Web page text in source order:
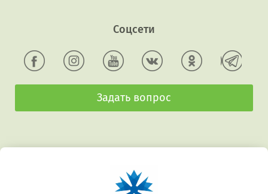
Соцсети
Задать вопрос